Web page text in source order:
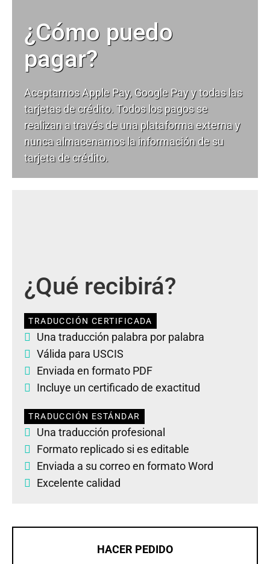
¿Cómo puedo
pagar?
Aceptamos Apple Pay, Google Pay y todas las
tarjetas de crédito. Todos los pagos se
realizan a través de una plataforma externa y
nunca almacenamos la información de su
tarjeta de crédito.
¿Qué recibirá?
TRADUCCIÓN CERTIFICADA
Una traducción palabra por palabra
Válida para USCIS
Enviada en formato PDF
Incluye un certificado de exactitud
TRADUCCIÓN ESTÁNDAR
Una traducción profesional
Formato replicado si es editable
Enviada a su correo en formato Word
Excelente calidad
HACER PEDIDO